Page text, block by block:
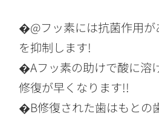
�@フッ素には抗菌作用が
を抑制します!
�Aフッ素の助けで酸に溶
修復が早くなります!!
�B修復された歯はもとの